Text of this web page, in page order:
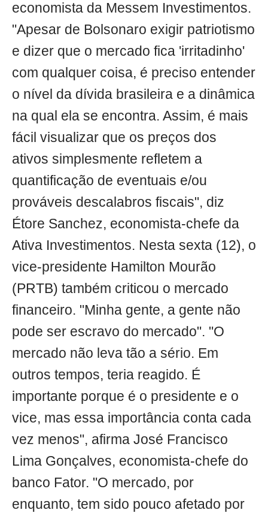
economista da Messem Investimentos.
"Apesar de Bolsonaro exigir patriotismo
e dizer que o mercado fica 'irritadinho'
com qualquer coisa, é preciso entender
o nível da dívida brasileira e a dinâmica
na qual ela se encontra. Assim, é mais
fácil visualizar que os preços dos
ativos simplesmente refletem a
quantificação de eventuais e/ou
prováveis descalabros fiscais", diz
Étore Sanchez, economista-chefe da
Ativa Investimentos. Nesta sexta (12), o
vice-presidente Hamilton Mourão
(PRTB) também criticou o mercado
financeiro. "Minha gente, a gente não
pode ser escravo do mercado". "O
mercado não leva tão a sério. Em
outros tempos, teria reagido. É
importante porque é o presidente e o
vice, mas essa importância conta cada
vez menos", afirma José Francisco
Lima Gonçalves, economista-chefe do
banco Fator. "O mercado, por
enquanto, tem sido pouco afetado por